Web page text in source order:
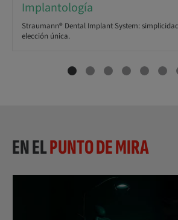
Implantología
Straumann® Dental Implant System:
elección única.
EN ELPUNTO DE MIRA